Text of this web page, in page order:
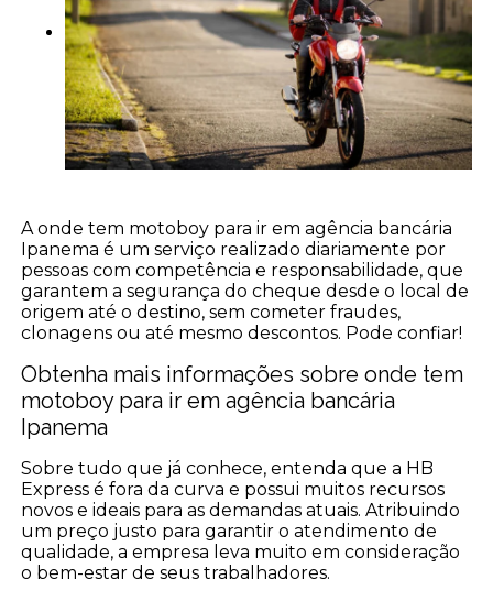
A onde tem motoboy para ir em agência bancária
Ipanema é um serviço realizado diariamente por
pessoas com competência e responsabilidade, que
garantem a segurança do cheque desde o local de
origem até o destino, sem cometer fraudes,
clonagens ou até mesmo descontos. Pode confiar!
Obtenha mais informações sobre onde tem
motoboy para ir em agência bancária
Ipanema
Sobre tudo que já conhece, entenda que a HB
Express é fora da curva e possui muitos recursos
novos e ideais para as demandas atuais. Atribuindo
um preço justo para garantir o atendimento de
qualidade, a empresa leva muito em consideração
o bem-estar de seus trabalhadores.